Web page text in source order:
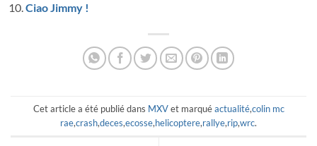
Ciao Jimmy !
Cet article a été publié dans MXVet marquéactualité,colin mc
rae,crash,deces,ecosse,helicoptere,rallye,rip,wrc.